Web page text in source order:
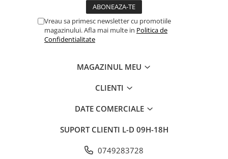
Vreau sa primesc newsletter cu promotiile
magazinului. Afla mai multe in Politica de
Confidentialitate
MAGAZINUL MEU
CLIENTI
DATE COMERCIALE
SUPORT CLIENTI L-D 09H-18H
0749283728